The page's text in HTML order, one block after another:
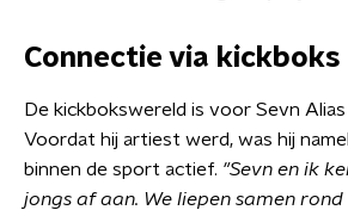
Connectie via kickboks
De kickbokswereld is voor Sevn
Voordat hij artiest werd, was hij
binnen de sport actief. "Sevn en ik
jongs af aan. We liepen samen rond